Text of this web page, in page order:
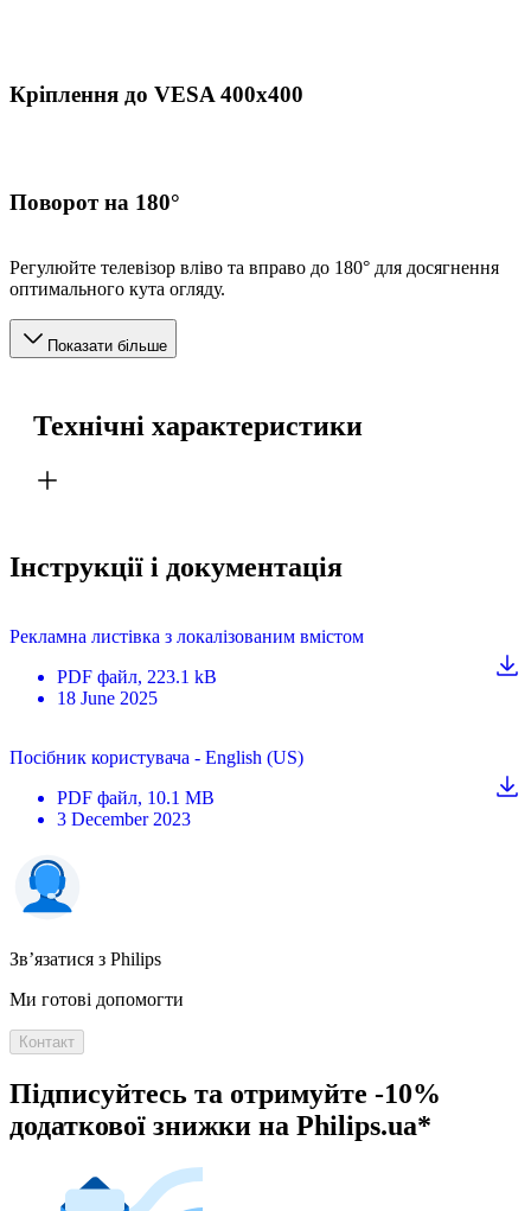
Кріплення до VESA 400x400
Поворот на 180°
Регулюйте телевізор вліво та вправо до 180° для досягнення
оптимального кута огляду.
Показати більше
Технічні характеристики
Інструкції і документація
Рекламна листівка з локалізованим вмістом
PDF файл, 223.1 kB
18 June 2025
Посібник користувача - English (US)
PDF файл, 10.1 MB
3 December 2023
Зв’язатися з Philips
Ми готові допомогти
Контакт
Підписуйтесь та отримуйте -10%
додаткової знижки на Philips.ua*